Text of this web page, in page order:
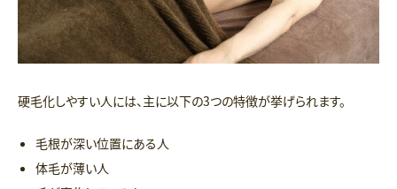
硬毛化しやすい人には、主に以下の3つの特徴が挙げられます。
毛根が深い位置にある人
体毛が薄い人